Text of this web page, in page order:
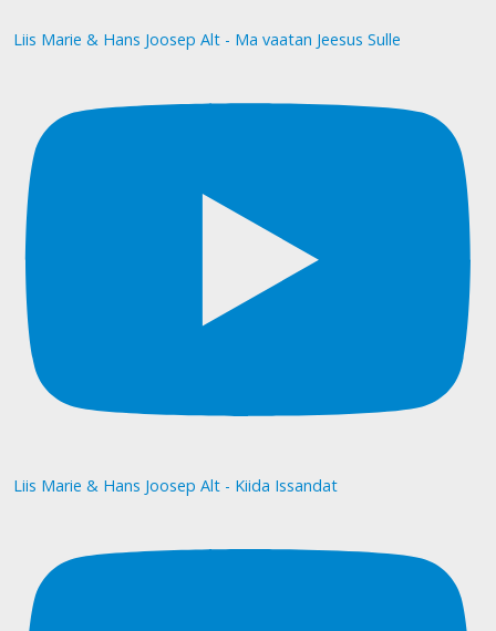
Liis Marie & Hans Joosep Alt - Ma vaatan Jeesus Sulle
Liis Marie & Hans Joosep Alt - Kiida Issandat